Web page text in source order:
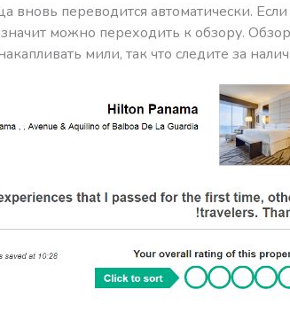
вновь переводится автоматически.
можно переходить к обзору.
мили, так что следите за